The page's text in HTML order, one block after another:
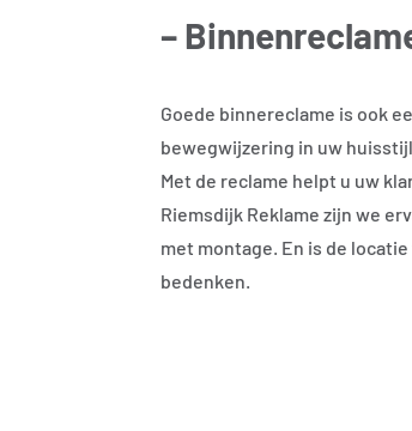
–
Goede binnereclame is ook
bewegwijzering in uw
Met de reclame helpt u uw
Riemsdijk Reklame zijn we
met montage. En is de
bedenken.